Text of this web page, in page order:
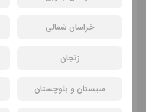
خراسان شمالی
زنجان
سیستان و بلوچستان